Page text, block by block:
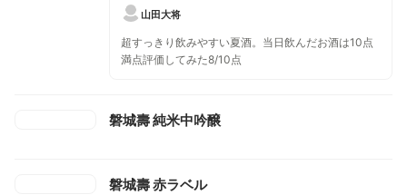
城寿らしい夏酒です。
山田大将
超すっきり飲みやすい夏酒。当日飲んだお酒は10点
満点評価してみた8/10点
磐城壽 純米中吟醸
磐城壽 赤ラベル